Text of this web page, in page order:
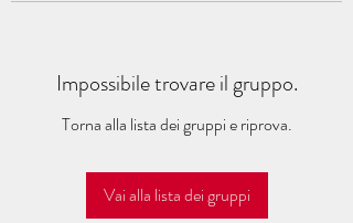
Impossibile trovare il gruppo.
Torna alla lista dei gruppi e riprova.
Vai alla lista dei gruppi